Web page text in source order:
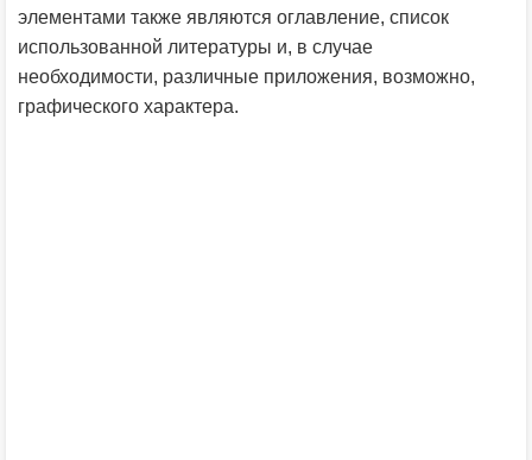
элементами также являются оглавление, список
использованной литературы и, в случае
необходимости, различные приложения, возможно,
графического характера.